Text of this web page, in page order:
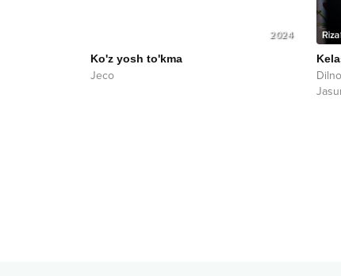
2024
Ko'z yosh to'kma
Jeco